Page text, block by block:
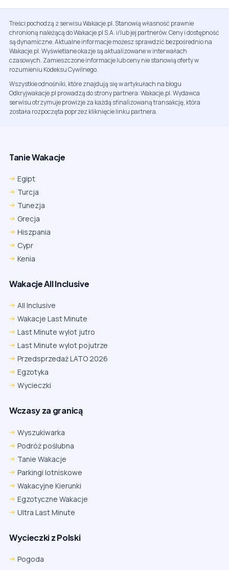
Treści pochodzą z serwisu Wakacje.pl. Stanowią własność prawnie
chronioną należącą do Wakacje.pl S.A. i/lub jej partnerów. Ceny i dostępność
są dynamiczne. Aktualne informacje możesz sprawdzić bezpośrednio na
Wakacje.pl. Wyświetlane okazje są aktualizowane w interwałach
czasowych. Zamieszczone informacje lub ceny nie stanowią oferty w
rozumieniu Kodeksu Cywilnego.
Wszystkie odnośniki, które znajdują się w artykułach na blogu
Odkryjwakacje.pl prowadzą do strony partnera: Wakacje.pl. Wydawca
serwisu otrzymuje prowizje za każdą sfinalizowaną transakcję, która
została rozpoczęta poprzez kliknięcie linku partnera.
Tanie Wakacje
Egipt
Turcja
Tunezja
Grecja
Hiszpania
Cypr
Kenia
Wakacje All Inclusive
All Inclusive
Wakacje Last Minute
Last Minute wylot jutro
Last Minute wylot pojutrze
Przedsprzedaż LATO 2026
Egzotyka
Wycieczki
Wczasy za granicą
Wyszukiwarka
Podróż poślubna
Tanie Wakacje
Parkingi lotniskowe
Wakacyjne Kierunki
Egzotyczne Wakacje
Ultra Last Minute
Wycieczki z Polski
Pogoda